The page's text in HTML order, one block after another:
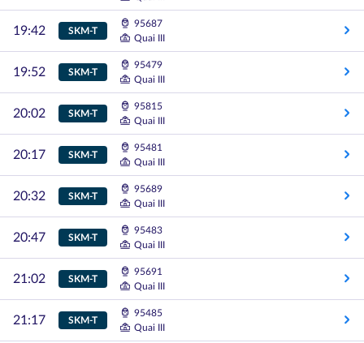
19:42 SKM-T
95687
Quai III
19:52 SKM-T
95479
Quai III
20:02 SKM-T
95815
Quai III
20:17 SKM-T
95481
Quai III
20:32 SKM-T
95689
Quai III
20:47 SKM-T
95483
Quai III
21:02 SKM-T
95691
Quai III
21:17 SKM-T
95485
Quai III